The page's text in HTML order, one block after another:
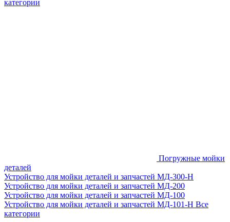
категории
Погружные мойки
деталей
Устройство для мойки деталей и запчастей МД-300-H
Устройство для мойки деталей и запчастей МД-200
Устройство для мойки деталей и запчастей МД-100
Устройство для мойки деталей и запчастей МД-101-Н Все
категории